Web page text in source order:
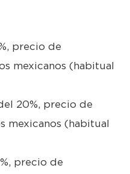
precio de
mexicanos (habitual
20%, precio de
mexicanos (habitual
precio de